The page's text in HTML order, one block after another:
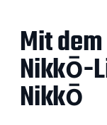
Mit
Nikkō-
Nikkō